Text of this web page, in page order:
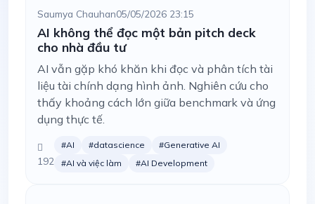
Saumya Chauhan05/05/2026 23:15
AI không thể đọc một bản pitch deck
cho nhà đầu tư
AI vẫn gặp khó khăn khi đọc và phân tích tài
liệu tài chính dạng hình ảnh. Nghiên cứu cho
thấy khoảng cách lớn giữa benchmark và ứng
dụng thực tế.
192
#AI #datascience
#Generative AI
#AI và việc làm
#AI Development